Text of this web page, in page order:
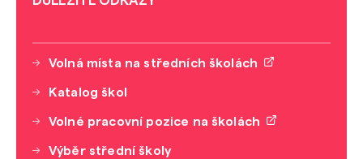
Volná místa na středních školách
Katalog škol
Volné pracovní pozice na školách
Výběr střední školy